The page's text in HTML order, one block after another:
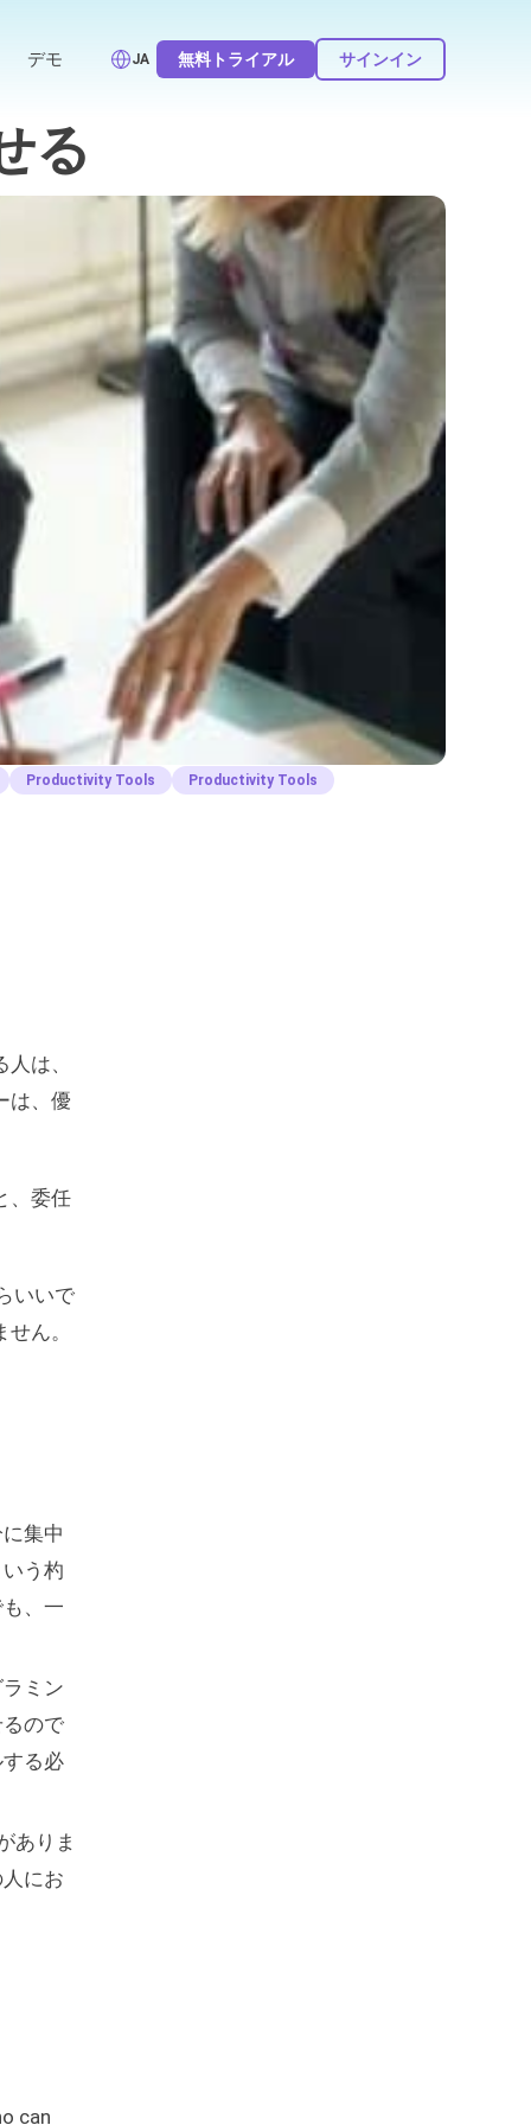
デモ JA 無料トライアル サインイン
る
Productivity Tools
Productivity Tools
は、
は、優
、委任
いいで
ん。
集中
う杓
、一
ミン
ので
る必
ありま
にお
can